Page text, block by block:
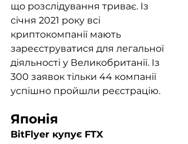
що розслідування триває. Із
січня 2021 року всі
криптокомпанії мають
зареєструватися для легальної
діяльності у Великобританії. Із
300 заявок тільки 44 компанії
успішно пройшли реєстрацію.
Японія
BitFlyer купує FTX